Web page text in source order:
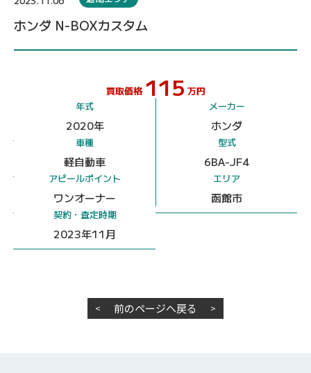
ホンダ N-BOXカスタム
買取価格 115 万円
年式
2020年
メーカー
ホンダ
車種
軽自動車
型式
6BA-JF4
アピールポイント
ワンオーナー
エリア
函館市
契約・査定時期
2023年11月
< 前のページへ戻る >